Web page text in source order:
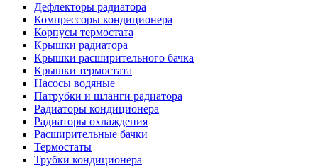
Дефлекторы радиатора
Компрессоры кондиционера
Корпусы термостата
Крышки радиатора
Крышки расширительного бачка
Крышки термостата
Насосы водяные
Патрубки и шланги радиатора
Радиаторы кондиционера
Радиаторы охлаждения
Расширительные бачки
Термостаты
Трубки кондиционера